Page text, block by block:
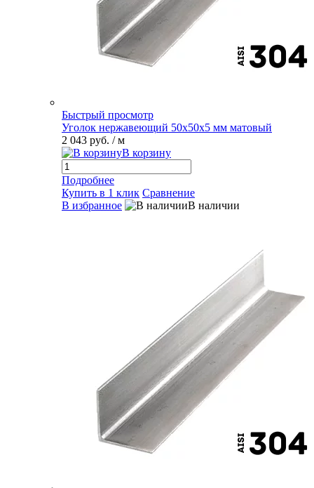
Быстрый просмотр
Уголок нержавеющий 50х50х5 мм матовый
2 043 руб. / м
В корзину
Подробнее
Купить в 1 клик Сравнение
В избранное
В наличии